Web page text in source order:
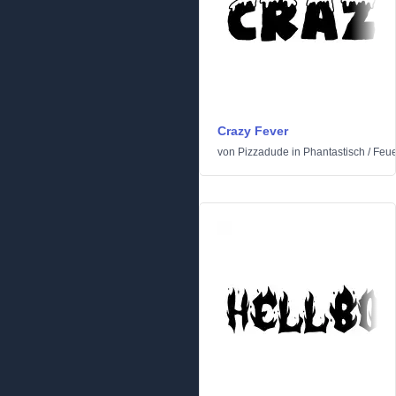
Crazy Fever
von Pizzadude in Phantastisch /